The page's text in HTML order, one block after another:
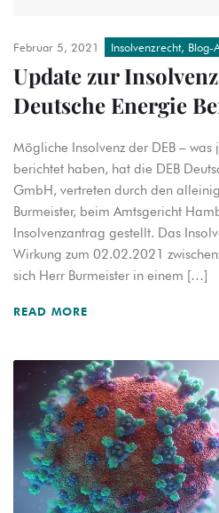
Februar 5, 2021 Insolvenzrecht, Blog-
Update zur
Deutsche Energie
Mögliche Insolvenz der DEB – was
berichtet haben, hat die DEB
GmbH, vertreten durch den
Burmeister, beim Amtsgericht
Insolvenzantrag gestellt. Das
Wirkung zum 02.02.2021
sich Herr Burmeister in einem […]
READ MORE